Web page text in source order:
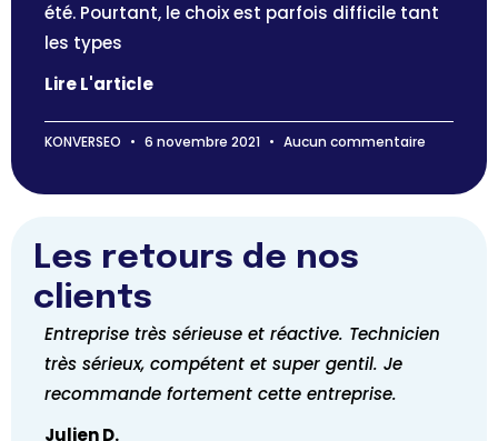
été. Pourtant, le choix est parfois difficile tant
les types
Lire L'article
KONVERSEO 6 novembre 2021 Aucun commentaire
Les retours de nos
clients
Entreprise très sérieuse et réactive. Technicien
très sérieux, compétent et super gentil. Je
recommande fortement cette entreprise.
Julien D.